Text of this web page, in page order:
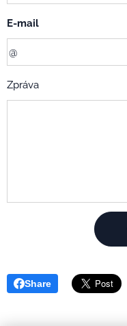
E-mail
Zpráva
Share